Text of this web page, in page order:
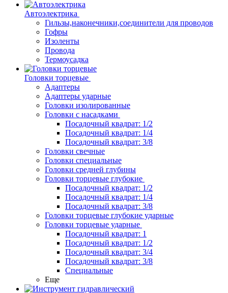
Автоэлектрика
Гильзы,наконечники,соединители для проводов
Гофры
Изоленты
Провода
Термоусадка
Головки торцевые
Адаптеры
Адаптеры ударные
Головки изолированные
Головки с насадками
Посадочный квадрат: 1/2
Посадочный квадрат: 1/4
Посадочный квадрат: 3/8
Головки свечные
Головки специальные
Головки средней глубины
Головки торцевые глубокие
Посадочный квадрат: 1/2
Посадочный квадрат: 1/4
Посадочный квадрат: 3/8
Головки торцевые глубокие ударные
Головки торцевые ударные
Посадочный квадрат: 1
Посадочный квадрат: 1/2
Посадочный квадрат: 3/4
Посадочный квадрат: 3/8
Специальные
Еще